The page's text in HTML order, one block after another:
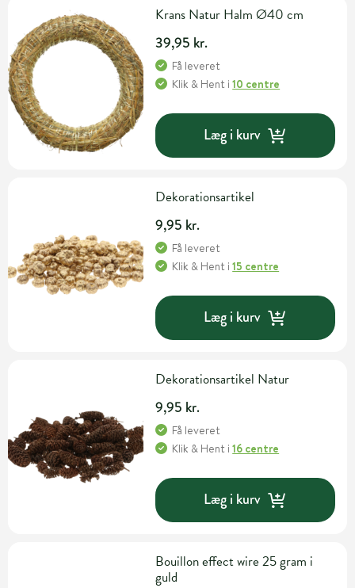
Krans Natur Halm Ø40 cm
39,95 kr.
Få leveret
Klik & Hent i10 centre
Læg i kurv
Dekorationsartikel
9,95 kr.
Få leveret
Klik & Hent i15 centre
Læg i kurv
Dekorationsartikel Natur
9,95 kr.
Få leveret
Klik & Hent i16 centre
Læg i kurv
Bouillon effect wire 25 gram i
guld